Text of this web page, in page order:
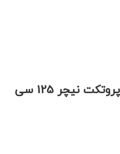
هورمون ریشه زا مایع پروتکت نیچر 125 سی